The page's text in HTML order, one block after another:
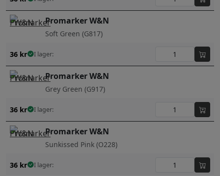
Promarker W&N
Soft Green (G817)
36 kr I lager:
Promarker W&N
Grey Green (G917)
36 kr I lager:
Promarker W&N
Sunkissed Pink (O228)
36 kr I lager: